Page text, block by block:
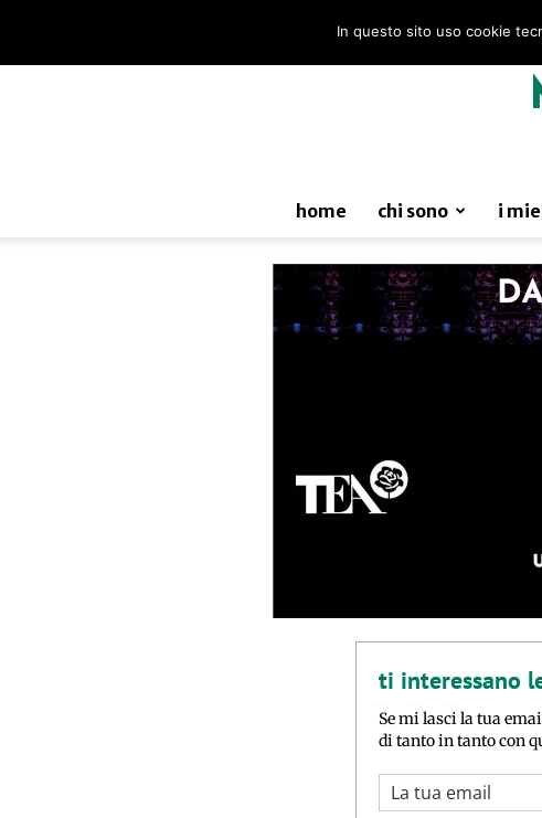
home chi sono i
ti interessano
Se mi lasci la tua
di tanto in tanto con
In questo sito uso cookie